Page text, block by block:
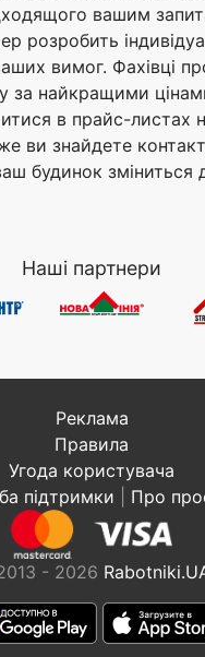
вашим
розробить
вимог. Фахівці
за найкращими
в прайс-листах
ви знайдете
будинок зміниться
Наші партнери
Реклама
Правила
Угода користувача
підтримки
Про
- 2026